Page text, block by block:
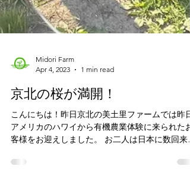
Apr 4, 2023
1 min read
京北の桜が満開！
こんにちは！昨日京北の美土里ファームでは昨日
客様をお迎えしました。 お二人は日本に数回来ら